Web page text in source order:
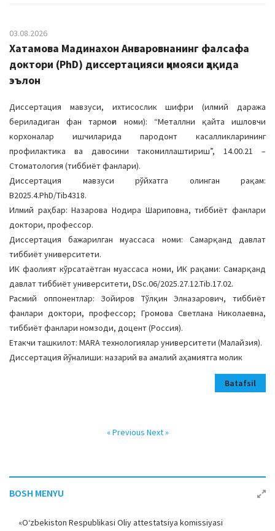
03.08.2026
Хатамова Мадинахон Анваровнанинг фалсафа
доктори (PhD) диссертацияси ҳимояси ҳақида
эълон
Диссертация мавзуси, ихтисослик шифри (илмий даража
бериладиган фан тармоғи номи): “Металлни қайта ишловчи
корхоналар ишчиларида пародонт касалликларининг
профилактика ва давосини такомиллаштириш”, 14.00.21 –
Стоматология (тиббиёт фанлари).
Диссертация мавзуси рўйхатга олинган рақам:
В2025.4.PhD/Tib4318.
Илмий раҳбар: Назарова Нодира Шариповна, тиббиёт фанлари
доктори, профессор.
Диссертация бажарилган муассаса номи: Самарқанд давлат
тиббиёт университети.
ИК фаолият кўрсатаётган муассаса номи, ИК рақами: Самарқанд
давлат тиббиёт университети, DSc.06/2025.27.12.Tib.17.02.
Расмий оппонентлар: Зойиров Тўлқин Элназарович, тиббиёт
фанлари доктори, профессор; Громова Светлана Николаевна,
тиббиёт фанлари номзоди, доцент (Россия).
Етакчи ташкилот: МАRA технологиялар университети (Малайзия).
Диссертация йўналиши: назарий ва амалий аҳамиятга молик
Batafsil
« Previous Next »
BOSH MENYU
«O‘zbekiston Respublikasi Oliy attestatsiya komissiyasi